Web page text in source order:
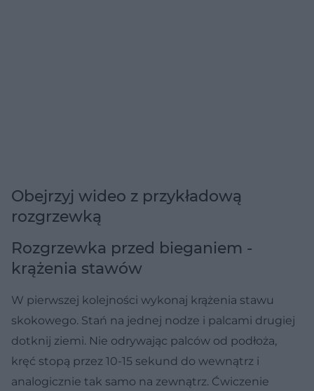
Obejrzyj wideo z przykładową
rozgrzewką
Rozgrzewka przed bieganiem -
krążenia stawów
W pierwszej kolejności wykonaj krążenia stawu
skokowego. Stań na jednej nodze i palcami drugiej
dotknij ziemi. Nie odrywając palców od podłoża,
kręć stopą przez 10-15 sekund do wewnątrz i
analogicznie tak samo na zewnątrz. Ćwiczenie